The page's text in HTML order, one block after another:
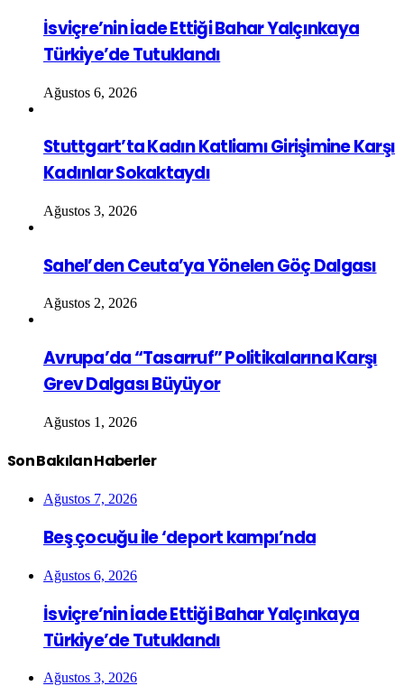
İsviçre’nin İade Ettiği Bahar Yalçınkaya
Türkiye’de Tutuklandı
Ağustos 6, 2026
Stuttgart’ta Kadın Katliamı Girişimine Karşı
Kadınlar Sokaktaydı
Ağustos 3, 2026
Sahel’den Ceuta’ya Yönelen Göç Dalgası
Ağustos 2, 2026
Avrupa’da “Tasarruf” Politikalarına Karşı
Grev Dalgası Büyüyor
Ağustos 1, 2026
Son Bakılan Haberler
Ağustos 7, 2026
Beş çocuğu ile ‘deport kampı’nda
Ağustos 6, 2026
İsviçre’nin İade Ettiği Bahar Yalçınkaya
Türkiye’de Tutuklandı
Ağustos 3, 2026